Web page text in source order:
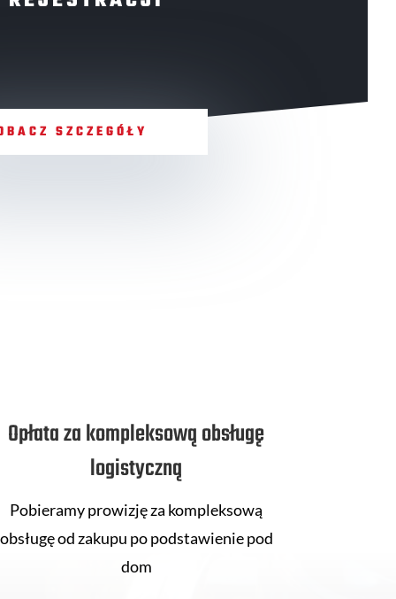
SZCZEGÓŁY
Opłata za kompleksową obsługę
logistyczną
Pobieramy prowizję za kompleksową
obsługę od zakupu po podstawienie pod
dom